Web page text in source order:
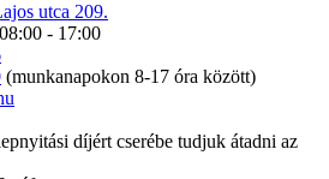
utca 209.
- 17:00
(munkanapokon 8-17 óra között)
díjért cserébe tudjuk átadni az